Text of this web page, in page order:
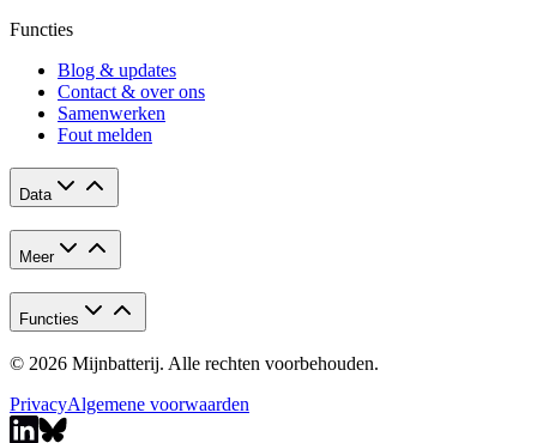
Functies
Blog & updates
Contact & over ons
Samenwerken
Fout melden
Data
Meer
Functies
© 2026 Mijnbatterij. Alle rechten voorbehouden.
PrivacyAlgemene voorwaarden